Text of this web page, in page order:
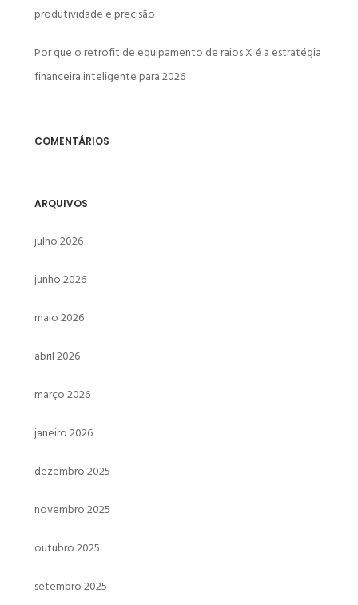
produtividade e precisão
Por que o retrofit de equipamento de raios X é a estratégia
financeira inteligente para 2026
COMENTÁRIOS
ARQUIVOS
julho 2026
junho 2026
maio 2026
abril 2026
março 2026
janeiro 2026
dezembro 2025
novembro 2025
outubro 2025
setembro 2025